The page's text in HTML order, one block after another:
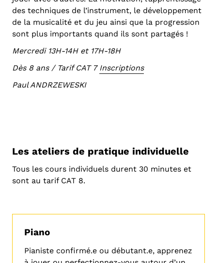
des techniques de l’instrument, le développement
de la musicalité et du jeu ainsi que la progression
sont plus importants quand ils sont partagés !
Mercredi 13H-14H et 17H-18H
Dès 8 ans / Tarif CAT 7 Inscriptions
Paul ANDRZEWESKI
Les ateliers de pratique individuelle
Tous les cours individuels durent 30 minutes et
sont au tarif CAT 8.
Piano
Pianiste confirmé.e ou débutant.e, apprenez